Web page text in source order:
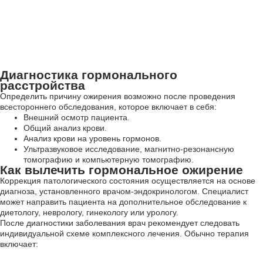
Диагностика гормонального
расстройства
Определить причину ожирения возможно после проведения
всестороннего обследования, которое включает в себя:
Внешний осмотр пациента.
Общий анализ крови.
Анализ крови на уровень гормонов.
Ультразвуковое исследование, магнитно-резонансную
томографию и компьютерную томографию.
Как вылечить гормональное ожирение
Коррекция патологического состояния осуществляется на основе
диагноза, установленного врачом-эндокринологом. Специалист
может направить пациента на дополнительное обследование к
диетологу, неврологу, гинекологу или урологу.
После диагностики заболевания врач рекомендует следовать
индивидуальной схеме комплексного лечения. Обычно терапия
включает: